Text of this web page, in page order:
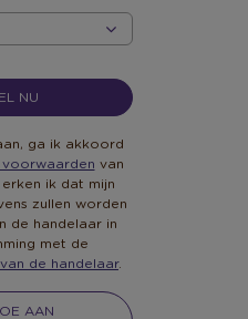
NU
ga ik akkoord
voorwaarden van
ik dat mijn
zullen worden
de handelaar in
met de
de handelaar.
AAN